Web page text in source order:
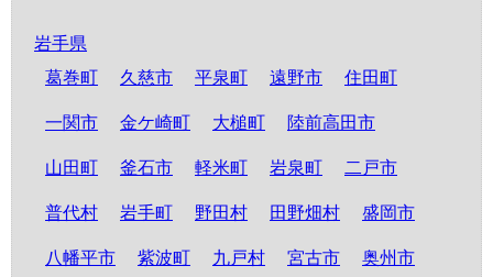
岩手県
葛巻町
久慈市 平泉町 遠野市 住田町
一関市 金ケ崎町 大槌町 陸前高田市
山田町 釜石市 軽米町 岩泉町 二戸市
普代村 岩手町 野田村 田野畑村 盛岡市
八幡平市 紫波町 九戸村 宮古市 奥州市